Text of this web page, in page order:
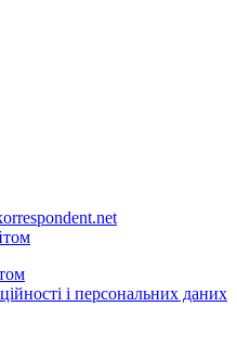
і персональних даних